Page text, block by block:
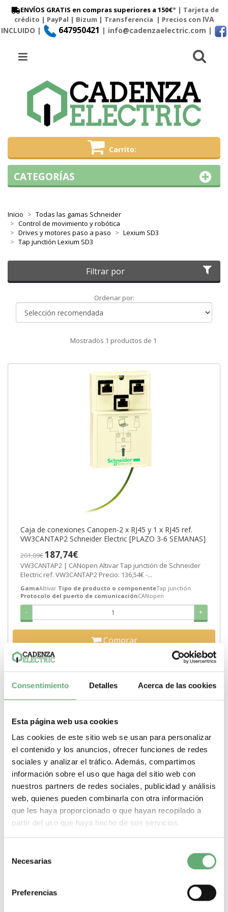
Consentimiento Detalles Acerca de las cookies
Esta página web usa cookies
Las cookies de este sitio web se usan para personalizar
el contenido y los anuncios, ofrecer funciones de redes
sociales y analizar el tráfico. Además, compartimos
información sobre el uso que haga del sitio web con
nuestros partners de redes sociales, publicidad y análisis
web, quienes pueden combinarla con otra información
que les haya proporcionado o que hayan recopilado a
partir del uso que haya hecho de sus servicios.
Necesarias
Preferencias
ENVÍOS GRATIS en compras superiores a 150€* | Tarjeta de
crédito | PayPal | Bizum | Transferencia | Precios con IVA
INCLUIDO |
647950421 | info@cadenzaelectric.com |
Carrito
Menú
Inicio
Todas las gamas Schneider
Control de movimiento y robótica
Drives y motores paso a paso
Lexium SD3
Tap junctión Lexium SD3
Filtrar por
Ordenar por:Ordenar
Mostrados 1 productos de 1
Caja de conexiones Canopen-2 x RJ45 y 1 x RJ45 ref.
VW3CANTAP2 Schneider Electric [PLAZO 3-6 SEMANAS]
201,09€187,74€
VW3CANTAP2 | CANopen Altivar Tap junctión de Schneider
Electric ref. VW3CANTAP2 Precio: 136,54€ -...
GamaAltivar Tipo de producto o componenteTap junctión
Protocolo del puerto de comunicaciónCANopen
- +
Comprar
MÁS DETALLES ACERCA DE...
Tap junctión Lexium SD3 de Schneider Electric. Encuentra todas las
referencias de Schneider Electric al mejor precio de internet en
Cadenza Electric. Tenemos todo tipo de Tap junctión Lexium SD3 en
nuestro almacén de material eléctrico. Nuestra tienda de material
eléctrico es el distribuidor Schneider pensado para hacer de tus
compras de material eléctrico un proceso rápido, sencillo, seguro, y
con la mejor oferta de internet.
CATEGORÍAS
Filtrar por
¿Que necesitas? A continuación te dejamos lo más
Magnetotermicos de 2 polos
Magnetotermicos de 3 polos
Magnetotermicos de 6kA